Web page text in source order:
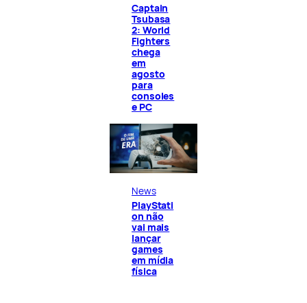
Captain
Tsubasa
2: World
Fighters
chega
em
agosto
para
consoles
e PC
News
PlayStati
on não
vai mais
lançar
games
em mídia
física